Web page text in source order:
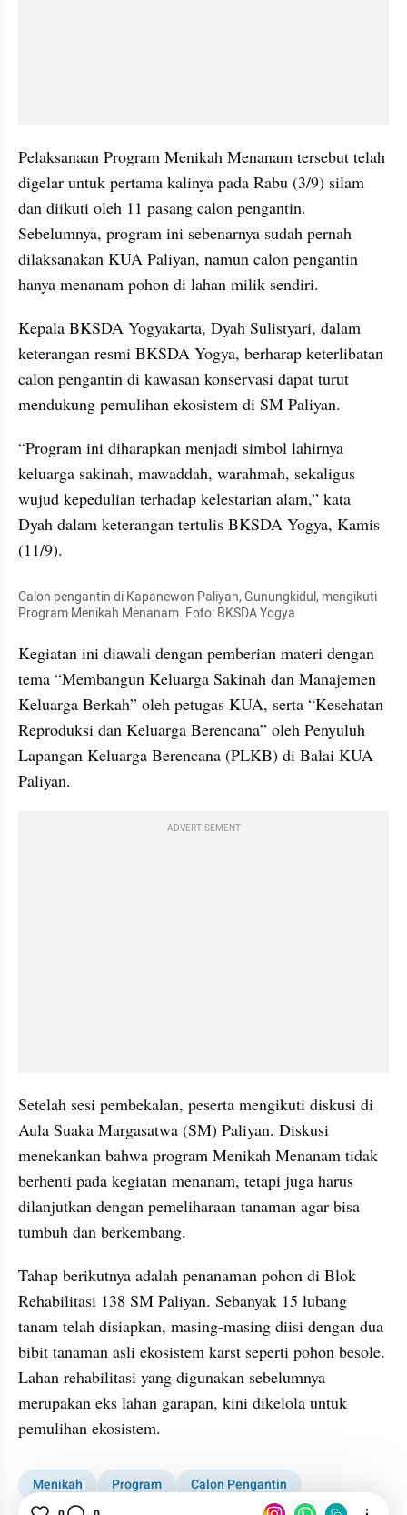
Pelaksanaan Program Menikah Menanam tersebut telah
digelar untuk pertama kalinya pada Rabu (3/9) silam
dan diikuti oleh 11 pasang calon pengantin.
Sebelumnya, program ini sebenarnya sudah pernah
dilaksanakan KUA Paliyan, namun calon pengantin
hanya menanam pohon di lahan milik sendiri.
Kepala BKSDA Yogyakarta, Dyah Sulistyari, dalam
keterangan resmi BKSDA Yogya, berharap keterlibatan
calon pengantin di kawasan konservasi dapat turut
mendukung pemulihan ekosistem di SM Paliyan.
“Program ini diharapkan menjadi simbol lahirnya
keluarga sakinah, mawaddah, warahmah, sekaligus
wujud kepedulian terhadap kelestarian alam,” kata
Dyah dalam keterangan tertulis BKSDA Yogya, Kamis
(11/9).
Calon pengantin di Kapanewon Paliyan, Gunungkidul, mengikuti
Program Menikah Menanam. Foto: BKSDA Yogya
Kegiatan ini diawali dengan pemberian materi dengan
tema “Membangun Keluarga Sakinah dan Manajemen
Keluarga Berkah” oleh petugas KUA, serta “Kesehatan
Reproduksi dan Keluarga Berencana” oleh Penyuluh
Lapangan Keluarga Berencana (PLKB) di Balai KUA
Paliyan.
ADVERTISEMENT
Setelah sesi pembekalan, peserta mengikuti diskusi di
Aula Suaka Margasatwa (SM) Paliyan. Diskusi
menekankan bahwa program Menikah Menanam tidak
berhenti pada kegiatan menanam, tetapi juga harus
dilanjutkan dengan pemeliharaan tanaman agar bisa
tumbuh dan berkembang.
Tahap berikutnya adalah penanaman pohon di Blok
Rehabilitasi 138 SM Paliyan. Sebanyak 15 lubang
tanam telah disiapkan, masing-masing diisi dengan dua
bibit tanaman asli ekosistem karst seperti pohon besole.
Lahan rehabilitasi yang digunakan sebelumnya
merupakan eks lahan garapan, kini dikelola untuk
pemulihan ekosistem.
Menikah Program
Calon Pengantin